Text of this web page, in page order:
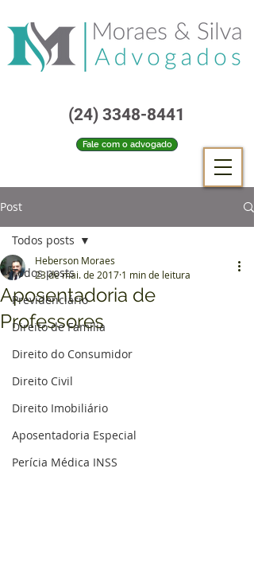
Fale com o advogado
(24) 3348-8441
Post
Todos posts
Previdenciário
Direito de Família
Direito do Consumidor
Direito Civil
Direito Imobiliário
Aposentadoria Especial
Perícia Médica INSS
Todos posts
Aposentadoria de
Professores
Heberson Moraes
23 de mai. de 2017 1 min de leitura